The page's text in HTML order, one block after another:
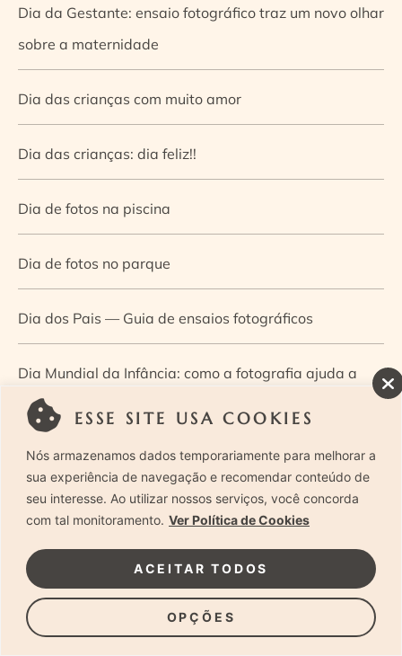
ESSE SITE USA COOKIES
Nós armazenamos dados temporariamente para melhorar a
sua experiência de navegação e recomendar conteúdo de
seu interesse. Ao utilizar nossos serviços, você concorda
com tal monitoramento. Ver Política de Cookies
OPÇÕES
ACEITAR TODOS
Dia da Gestante: ensaio fotográfico traz um novo olhar
sobre a maternidade
Dia das crianças com muito amor
Dia das crianças: dia feliz!!
Dia de fotos na piscina
Dia de fotos no parque
Dia dos Pais — Guia de ensaios fotográficos
Dia Mundial da Infância: como a fotografia ajuda a
construir a memória e a identidade da criança
Diário de uma grávida e sua pequena
Dica de especialista: como otimizar o fluxo de trabalho
no ensaio newborn?
Dica de especialista: qual o melhor guia de poses para
fotografia newborn?